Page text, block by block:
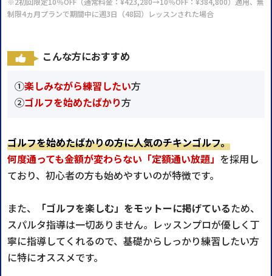
制限4ヵ月プランで期間中に週3日（48回）レッスンされた場合
こんな方におすすめ
①楽しみながら練習したい方
②ゴルフを始めたばかり方
ゴルフを始めたばかりの方に人気のチキンゴルフ。
何度通っても金額が変わらない「定額通い放題」 を採用し
ており、初心者の方も始めやすいのが特徴です。
また、 「ゴルフを楽しむ」をモットーに掲げているため、
スパルタ指導は一切ありません。レッスンプロが優しく丁
寧に指導してくれるので、 基礎からしっかり練習したい方
に特にオススメです。